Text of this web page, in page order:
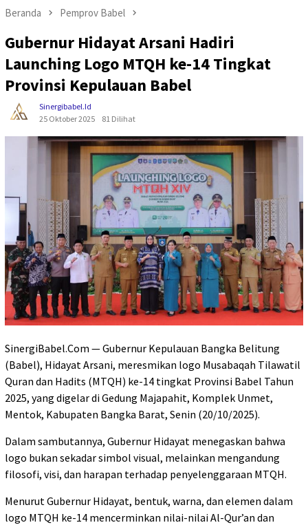
Beranda Pemprov Babel
Gubernur Hidayat Arsani Hadiri
Launching Logo MTQH ke-14 Tingkat
Provinsi Kepulauan Babel
Sinergibabel.id
25 Oktober 2025
81 Dilihat
SinergiBabel.Com — Gubernur Kepulauan Bangka Belitung
(Babel), Hidayat Arsani, meresmikan logo Musabaqah Tilawatil
Quran dan Hadits (MTQH) ke-14 tingkat Provinsi Babel Tahun
2025, yang digelar di Gedung Majapahit, Komplek Unmet,
Mentok, Kabupaten Bangka Barat, Senin (20/10/2025).
Dalam sambutannya, Gubernur Hidayat menegaskan bahwa
logo bukan sekadar simbol visual, melainkan mengandung
filosofi, visi, dan harapan terhadap penyelenggaraan MTQH.
Menurut Gubernur Hidayat, bentuk, warna, dan elemen dalam
logo MTQH ke-14 mencerminkan nilai-nilai Al-Qur’an dan